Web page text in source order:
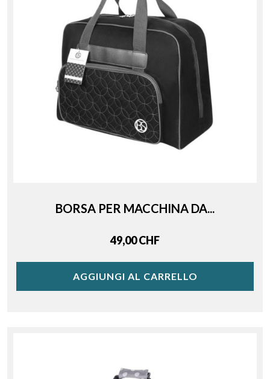
BORSA PER MACCHINA DA...
Price
49,00 CHF
AGGIUNGI AL CARRELLO